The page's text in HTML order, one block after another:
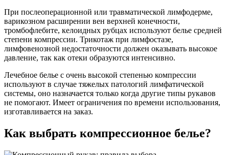
При послеоперационной или травматической лимфодерме,
варикозном расширении вен верхней конечности,
тромбофлебите, келоидных рубцах используют белье средней
степени компрессии. Трикотаж при лимфостазе,
лимфовенозной недостаточности должен оказывать высокое
давление, так как отеки образуются интенсивно.
Лечебное белье с очень высокой степенью компрессии
используют в случае тяжелых патологий лимфатической
системы, оно назначается только когда другие типы рукавов
не помогают. Имеет ограничения по времени использования,
изготавливается на заказ.
Как выбрать компрессионное белье?